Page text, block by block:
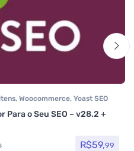
, Woocommerce, Yoast SEO
Para o Seu SEO – v28.2 +
R$59,99